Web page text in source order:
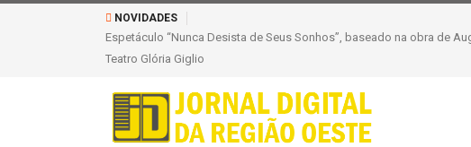
NOVIDADES
Viaje Pelo Mundo: Guia Completo para Solicitar sua Permissão